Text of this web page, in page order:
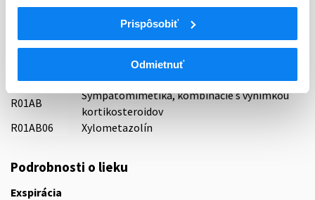
Prispôsobiť
Odmietnuť
Respiračný systém
R01
Nosové liečivá
Dekongestíva a iné nosové liečivá na lokálne
použitie
R01AB
Sympatomimetiká, kombinácie s výnimkou
kortikosteroidov
R01AB06
Xylometazolín
Podrobnosti o lieku
Exspirácia